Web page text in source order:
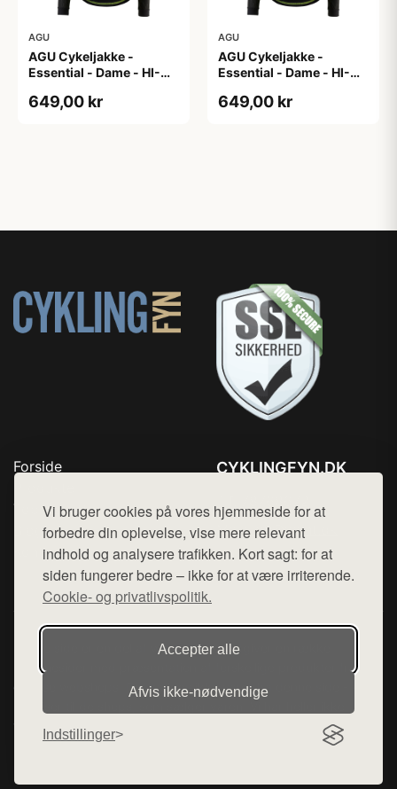
Vi bruger cookies på vores hjemmeside for at
forbedre din oplevelse, vise mere relevant
indhold og analysere trafikken. Kort sagt: for at
siden fungerer bedre – ikke for at være irriterende.
Cookie- og privatlivspolitik.
Accepter alle
Afvis ikke‑nødvendige
Indstillinger
AGU
AGU Cykeljakke -
Essential - Dame - HI-
649,00 kr
AGU
AGU Cykeljakke -
Essential - Dame - HI-
649,00 kr
Forside
Top Rabatter
Blog
Kontakt
CYKLINGFYN.DK
Mail: hej@want.dk
Cookie- og privatlivspolitik
Denne side er en del af want.dk, der udgiver en række
hjemmesider med præsentation af forskellige produkter fra
diverse webshops. Der sælges ikke varer fra denne side - vi
varerne på lager.